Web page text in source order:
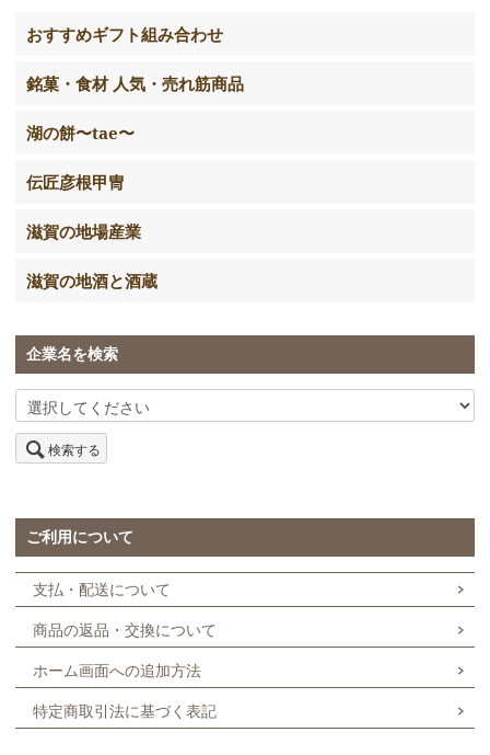
おすすめギフト組み合わせ
銘菓・食材 人気・売れ筋商品
湖の餅〜tae〜
伝匠彦根甲冑
滋賀の地場産業
滋賀の地酒と酒蔵
企業名を検索
検索する
ご利用について
支払・配送について
商品の返品・交換について
ホーム画面への追加方法
特定商取引法に基づく表記